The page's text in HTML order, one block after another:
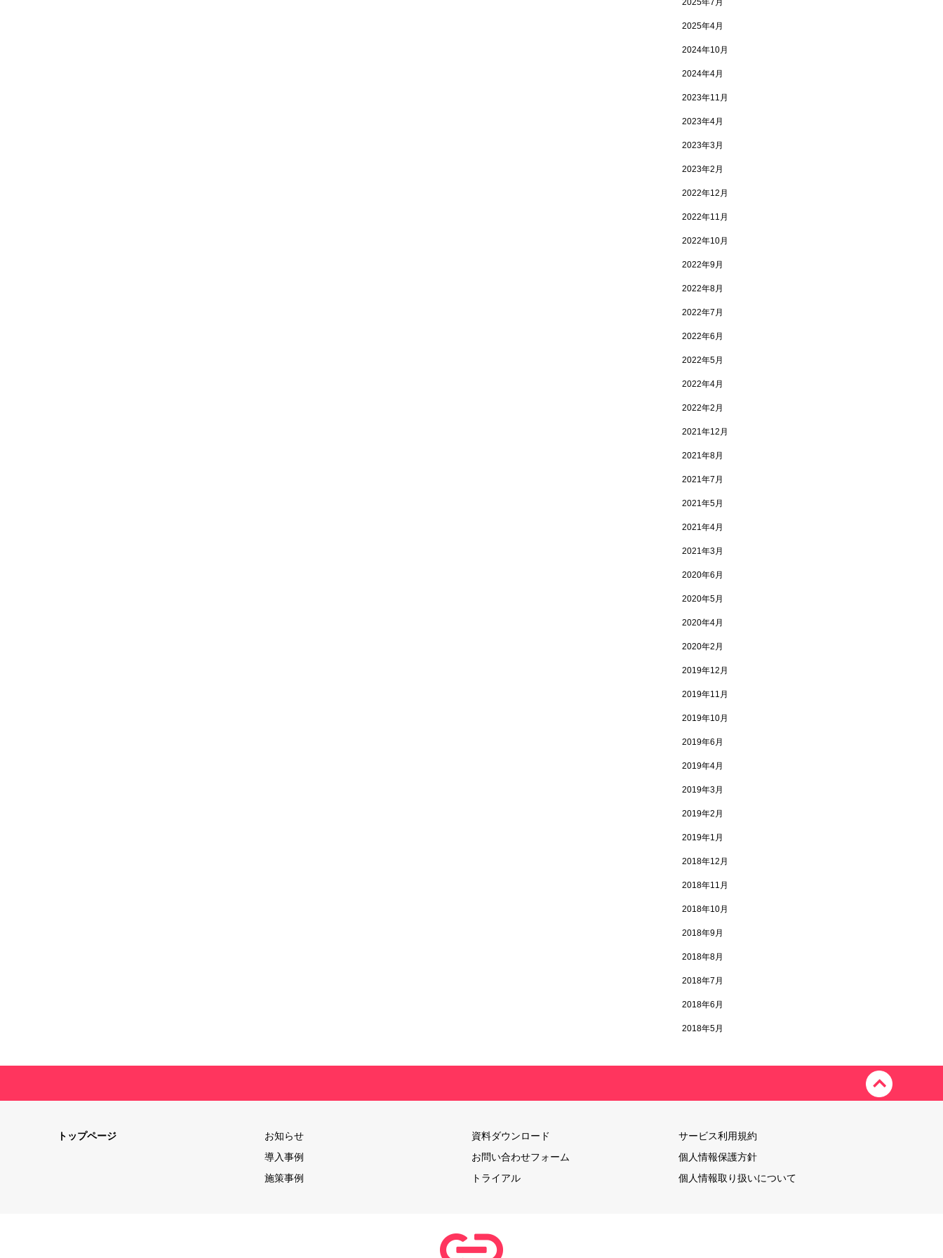
2025年7月
2025年4月
2024年10月
2024年4月
2023年11月
2023年4月
2023年3月
2023年2月
2022年12月
2022年11月
2022年10月
2022年9月
2022年8月
2022年7月
2022年6月
2022年5月
2022年4月
2022年2月
2021年12月
2021年8月
2021年7月
2021年5月
2021年4月
2021年3月
2020年6月
2020年5月
2020年4月
2020年2月
2019年12月
2019年11月
2019年10月
2019年6月
2019年4月
2019年3月
2019年2月
2019年1月
2018年12月
2018年11月
2018年10月
2018年9月
2018年8月
2018年7月
2018年6月
2018年5月
トップページ
お知らせ
導入事例
施策事例
資料ダウンロード
お問い合わせフォーム
トライアル
サービス利用規約
個人情報保護方針
個人情報取り扱いについて